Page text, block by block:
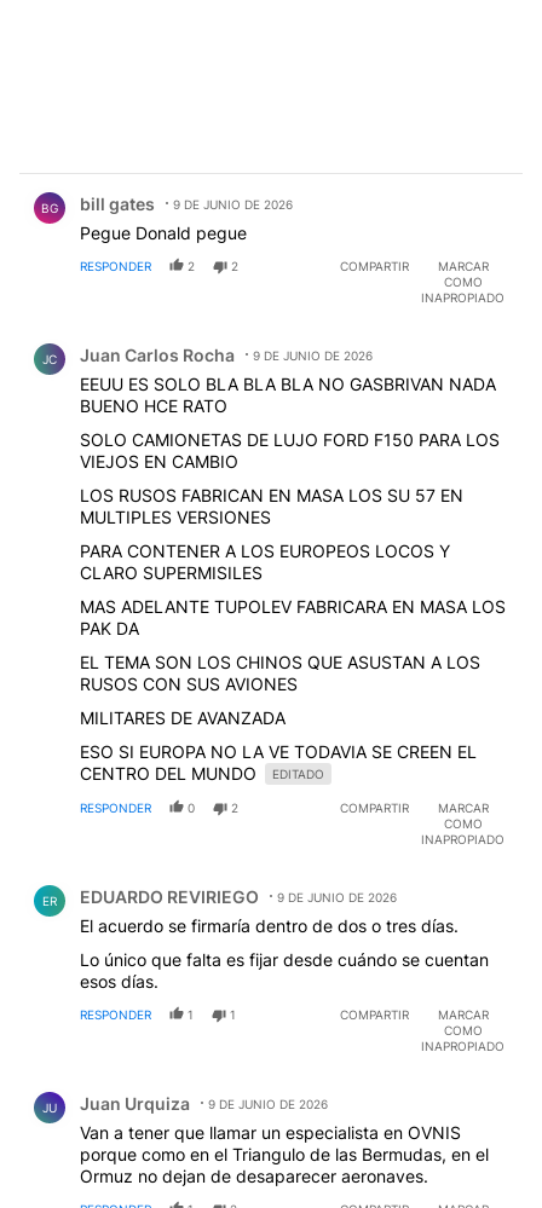
BG bill gates 9 DE JUNIO DE 2026
Pegue Donald pegue
RESPONDER 2 2 COMPARTIR
MARCAR
COMO
INAPROPIADO
JC Juan Carlos Rocha 9 DE JUNIO DE 2026
EEUU ES SOLO BLA BLA BLA NO GASBRIVAN NADA
BUENO HCE RATO
SOLO CAMIONETAS DE LUJO FORD F150 PARA LOS
VIEJOS EN CAMBIO
LOS RUSOS FABRICAN EN MASA LOS SU 57 EN
MULTIPLES VERSIONES
PARA CONTENER A LOS EUROPEOS LOCOS Y
CLARO SUPERMISILES
MAS ADELANTE TUPOLEV FABRICARA EN MASA LOS
PAK DA
EL TEMA SON LOS CHINOS QUE ASUSTAN A LOS
RUSOS CON SUS AVIONES
MILITARES DE AVANZADA
ESO SI EUROPA NO LA VE TODAVIA SE CREEN EL
CENTRO DEL MUNDO
EDITADO
RESPONDER 0 2 COMPARTIR
MARCAR
COMO
INAPROPIADO
ER EDUARDO REVIRIEGO 9 DE JUNIO DE 2026
El acuerdo se firmaría dentro de dos o tres días.
Lo único que falta es fijar desde cuándo se cuentan
esos días.
RESPONDER 1 1 COMPARTIR
MARCAR
COMO
INAPROPIADO
JU Juan Urquiza 9 DE JUNIO DE 2026
Van a tener que llamar un especialista en OVNIS
porque como en el Triangulo de las Bermudas, en el
Ormuz no dejan de desaparecer aeronaves.